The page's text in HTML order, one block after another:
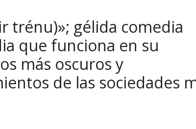
trénu)»; gélida comedia
que funciona en su
más oscuros y
de las sociedades